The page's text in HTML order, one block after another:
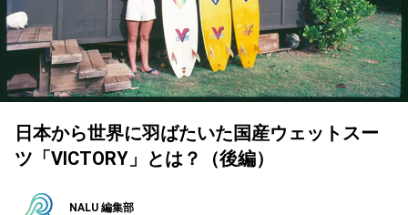
日本から世界に羽ばたいた国産ウェットスー
ツ「VICTORY」とは？（後編）
NALU 編集部